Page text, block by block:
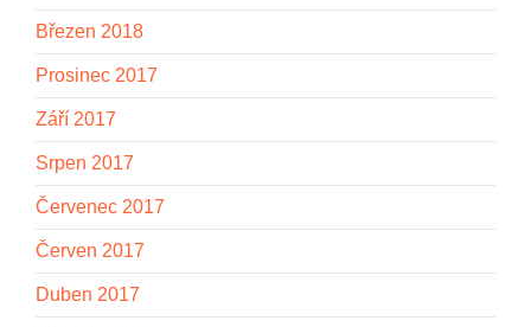
Březen 2018
Prosinec 2017
Září 2017
Srpen 2017
Červenec 2017
Červen 2017
Duben 2017